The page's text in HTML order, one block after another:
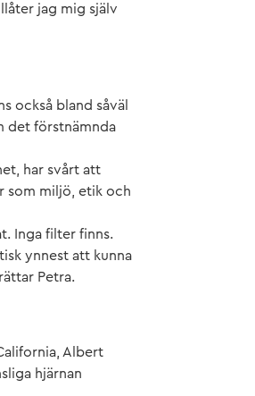
jag mig själv
också bland såväl
det förstnämnda
har svårt att
som miljö, etik och
Inga filter finns.
ynnest att kunna
Petra.
Albert
hjärnan